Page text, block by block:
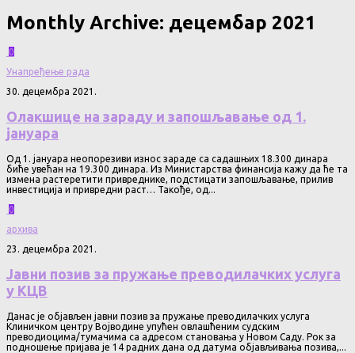
Monthly Archive: децембар 2021
0
Унапређење рада
30. децембра 2021.
Олакшице на зараду и запошљавање од 1.
јануара
Од 1. јануара неопорезиви износ зараде са садашњих 18.300 динара
биће увећан на 19.300 динара. Из Министарства финансија кажу да ће та
измена растеретити привреднике, подстицати запошљавање, прилив
инвестиција и привредни раст… Такође, од...
0
архива
23. децембра 2021.
Јавни позив за пружање преводилачких услуга
у КЦВ
Данас је објављен јавни позив за пружање преводилачких услуга
Клиничком центру Војводине упућен овлашћеним судским
преводиоцима/тумачима са адресом становања у Новом Саду. Рок за
подношење пријава је 14 радних дана од датума објављивања позива,...